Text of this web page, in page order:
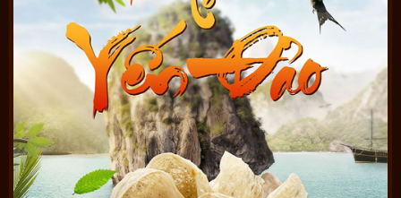
Rất nhiều khách hàng thắc mắc vì sao có giá cả như nhau
nhưng yến Khánh Hòa vẫn thơm ngon và tự nhiên hơn nhiều
loại yến khác. Nguyên nhân là do yến Khánh Hòa là yến 100 %
từ tự nhiên, hoàn toàn không phải yến nuôi công nghiệp hoặc
yến đã qua hóa chất. Do đó,yến Khánh Hòaluôn là lựa chọn
hàng đầu của người tiêu dùng.
Tổ yến trắng sơ chếlàtổ yến nguyên chiếc, vẫn giữ nguyên
hình dạng ban đầu, chỉ được xử lí qua công đoạn thủ công là
làm sạch lông và tạp chất dính trên tổ yến. Có 3 loại tổ yến là